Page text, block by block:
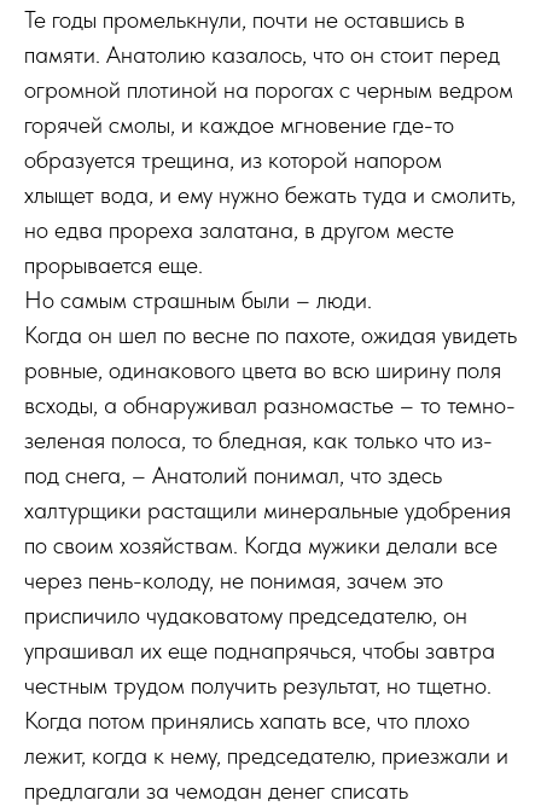
Те годы промелькнули, почти не оставшись в
памяти. Анатолию казалось, что он стоит перед
огромной плотиной на порогах с черным ведром
горячей смолы, и каждое мгновение где-то
образуется трещина, из которой напором
хлыщет вода, и ему нужно бежать туда и смолить,
но едва прореха залатана, в другом месте
прорывается еще.
Но самым страшным были – люди.
Когда он шел по весне по пахоте, ожидая увидеть
ровные, одинакового цвета во всю ширину поля
всходы, а обнаруживал разномастье – то темно-
зеленая полоса, то бледная, как только что из-
под снега, – Анатолий понимал, что здесь
халтурщики растащили минеральные удобрения
по своим хозяйствам. Когда мужики делали все
через пень-колоду, не понимая, зачем это
приспичило чудаковатому председателю, он
упрашивал их еще поднапрячься, чтобы завтра
честным трудом получить результат, но тщетно.
Когда потом принялись хапать все, что плохо
лежит, когда к нему, председателю, приезжали и
предлагали за чемодан денег списать